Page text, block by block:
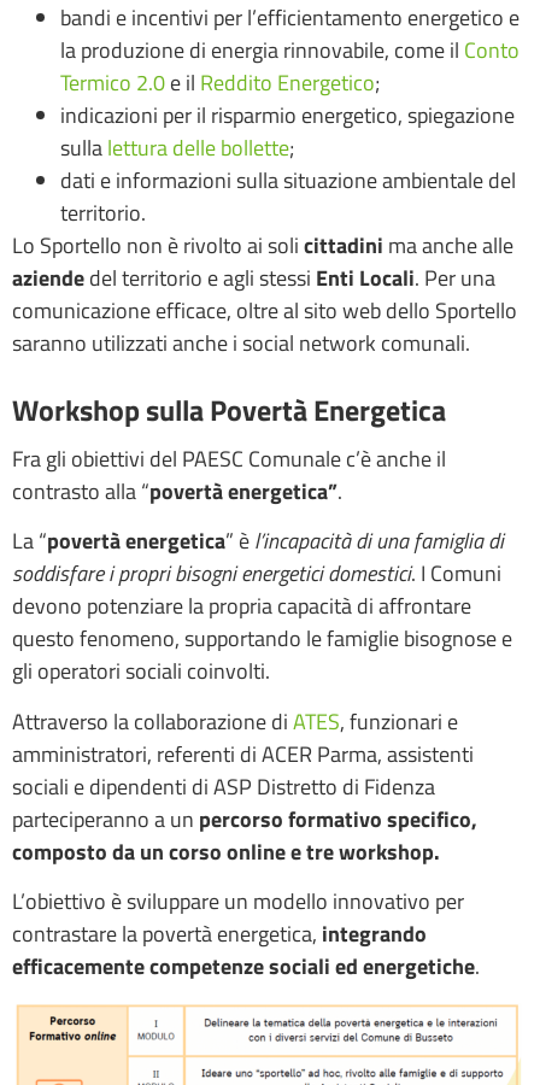
bandi e incentivi per l’efficientamento energetico e
la produzione di energia rinnovabile, come il Conto
Termico 2.0e il Reddito Energetico;
indicazioni per il risparmio energetico, spiegazione
sullalettura delle bollette;
dati e informazioni sulla situazione ambientale del
territorio.
Lo Sportello non è rivolto ai solicittadini ma anche alle
aziendedel territorio e agli stessi Enti Locali. Per una
comunicazione efficace, oltre al sito web dello Sportello
saranno utilizzati anche i social network comunali.
Workshop sulla Povertà Energetica
Fra gli obiettivi del PAESC Comunale c’è anche il
contrasto alla “povertà energetica”.
La “povertà energetica” èl’incapacità di una famiglia di
soddisfare i propri bisogni energetici domestici. I Comuni
devono potenziare la propria capacità di affrontare
questo fenomeno, supportando le famiglie bisognose e
gli operatori sociali coinvolti.
Attraverso la collaborazione diATES, funzionari e
amministratori, referenti di ACER Parma, assistenti
sociali e dipendenti di ASP Distretto di Fidenza
parteciperanno a un percorso formativo specifico,
composto da un corso online e tre workshop.
L’obiettivo è sviluppare un modello innovativo per
contrastare la povertà energetica, integrando
efficacemente competenze sociali ed energetiche.